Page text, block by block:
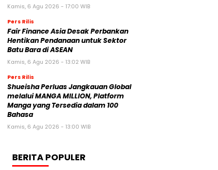
Kamis, 6 Agu 2026 - 17:00 WIB
Pers Rilis
Fair Finance Asia Desak Perbankan
Hentikan Pendanaan untuk Sektor
Batu Bara di ASEAN
Kamis, 6 Agu 2026 - 13:02 WIB
Pers Rilis
Shueisha Perluas Jangkauan Global
melalui MANGA MILLION, Platform
Manga yang Tersedia dalam 100
Bahasa
Kamis, 6 Agu 2026 - 13:00 WIB
BERITA POPULER